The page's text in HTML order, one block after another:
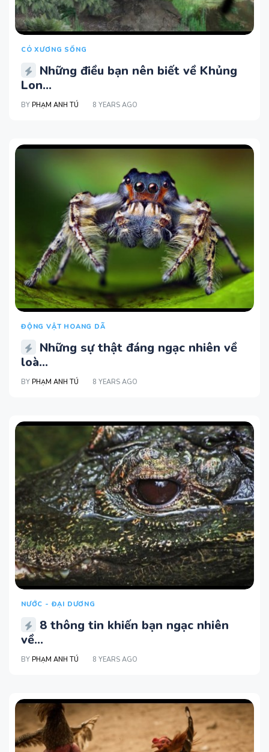
CÓ XƯƠNG SỐNG
Những điều bạn nên biết về Khủng
Lon...
BY PHẠM ANH TÚ 8 YEARS AGO
ĐỘNG VẬT HOANG DÃ
Những sự thật đáng ngạc nhiên về
loà...
BY PHẠM ANH TÚ 8 YEARS AGO
NƯỚC - ĐẠI DƯƠNG
8 thông tin khiến bạn ngạc nhiên
về...
BY PHẠM ANH TÚ 8 YEARS AGO